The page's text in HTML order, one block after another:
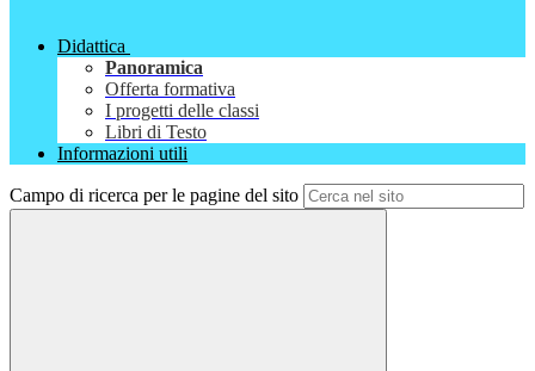
Didattica
Panoramica
Offerta formativa
I progetti delle classi
Libri di Testo
Informazioni utili
Campo di ricerca per le pagine del sito